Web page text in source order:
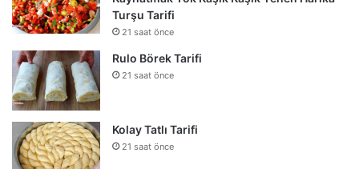
Turşu Tarifi
21 saat önce
Rulo Börek Tarifi
21 saat önce
Kolay Tatlı Tarifi
21 saat önce